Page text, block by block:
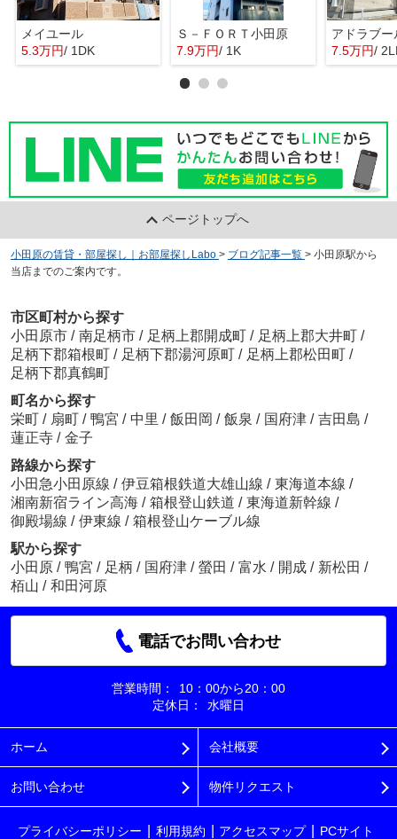
メイユール
5.3万円/ 1DK
Ｓ－ＦＯＲＴ小田原
7.9万円/ 1K
アドラブー
7.5万円/
ページトップへ
小田原の賃貸・部屋探し｜お部屋探しLabo > ブログ記事一覧 > 小田原駅から
当店までのご案内です。
市区町村から探す
小田原市 / 南足柄市 / 足柄上郡開成町 / 足柄上郡大井町 /
足柄下郡箱根町 / 足柄下郡湯河原町 / 足柄上郡松田町 /
足柄下郡真鶴町
町名から探す
栄町 / 扇町 / 鴨宮 / 中里 / 飯田岡 / 飯泉 / 国府津 / 吉田島 /
蓮正寺 / 金子
路線から探す
小田急小田原線 / 伊豆箱根鉄道大雄山線 / 東海道本線 /
湘南新宿ライン高海 / 箱根登山鉄道 / 東海道新幹線 /
御殿場線 / 伊東線 / 箱根登山ケーブル線
駅から探す
小田原 / 鴨宮 / 足柄 / 国府津 / 螢田 / 富水 / 開成 / 新松田 /
栢山 / 和田河原
電話でお問い合わせ
営業時間：
10：00から20：00
定休日：
水曜日
ホーム 会社概要
お問い合わせ 物件リクエスト
プライバシーポリシー 利用規約 アクセスマップ PCサイト